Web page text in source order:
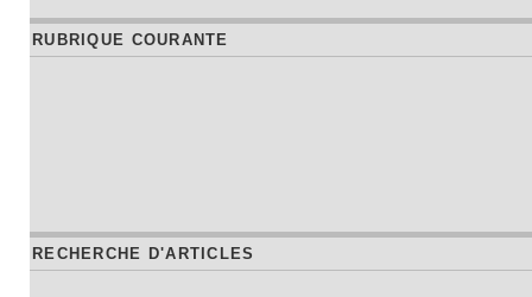
RUBRIQUE COURANTE
RECHERCHE D'ARTICLES